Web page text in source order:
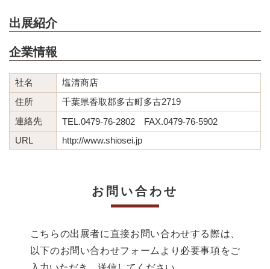
出展紹介
企業情報
社名
塩清商店
住所
千葉県香取郡多古町多古2719
連絡先
TEL.0479-76-2802 FAX.0479-76-5902
URL
http://www.shiosei.jp
お問い合わせ
こちらの出展者に直接お問い合わせする際は、
以下のお問い合わせフォームより必要事項をご